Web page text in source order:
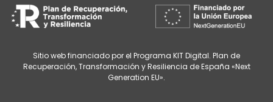
Sitio web financiado por el Programa KIT Digital. Plan de
Recuperación, Transformación y Resiliencia de España «Next
Generation EU».